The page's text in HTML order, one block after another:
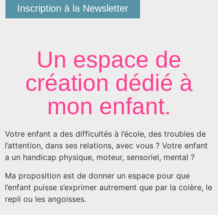
Inscription à la Newsletter
Un espace de
création dédié à
mon enfant.
Votre enfant a des difficultés à l’école, des troubles de
l’attention, dans ses relations, avec vous ? Votre enfant
a un handicap physique, moteur, sensoriel, mental ?
Ma proposition est de donner un espace pour que
l’enfant puisse s’exprimer autrement que par la colère, le
repli ou les angoisses.